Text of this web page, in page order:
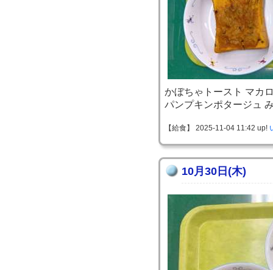
かぼちゃトースト マカ
パンプキンポタージュ
【給食】 2025-11-04 11:42 up!
10月30日(木)